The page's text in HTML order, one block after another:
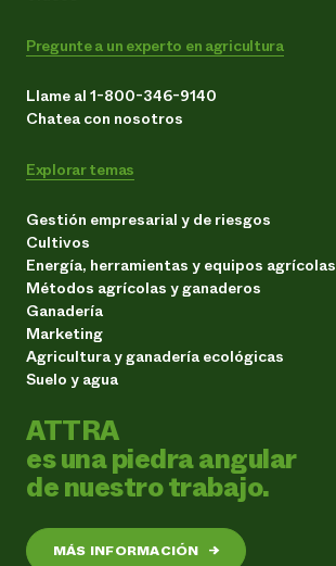
Pregunte a un experto en agricultura
Llame al 1-800-346-9140
Chatea con nosotros
Explorar temas
Gestión empresarial y de riesgos
Cultivos
Energía, herramientas y equipos agrícolas
Métodos agrícolas y ganaderos
Ganadería
Marketing
Agricultura y ganadería ecológicas
Suelo y agua
ATTRA
es una piedra angular
de nuestro trabajo.
MÁS INFORMACIÓN →